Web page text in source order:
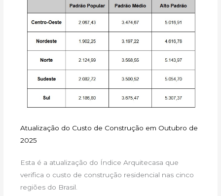
Atualização do Custo de Construção em Outubro de
2025
Esta é a atualização do Índice Arquitecasa que
verifica o custo de construção residencial nas cinco
regiões do Brasil.